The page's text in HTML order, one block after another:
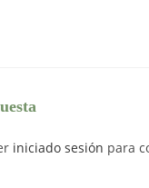
iniciado sesión para